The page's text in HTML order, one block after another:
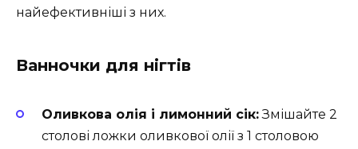
найефективніші з них.
Ванночки для нігтів
Оливкова олія і лимонний сік:Змішайте 2
столові ложки оливкової олії з 1 столовою